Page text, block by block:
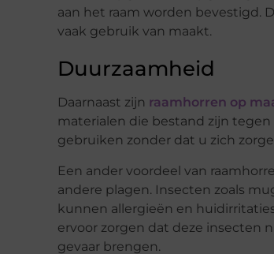
aan het raam worden bevestigd.
vaak gebruik van maakt.
Duurzaamheid
Daarnaast zijn raamhorren op
materialen die bestand zijn
gebruiken zonder dat u zich
Een ander voordeel van
andere plagen. Insecten zoals
kunnen allergieën en
ervoor zorgen dat deze insecten
gevaar brengen.